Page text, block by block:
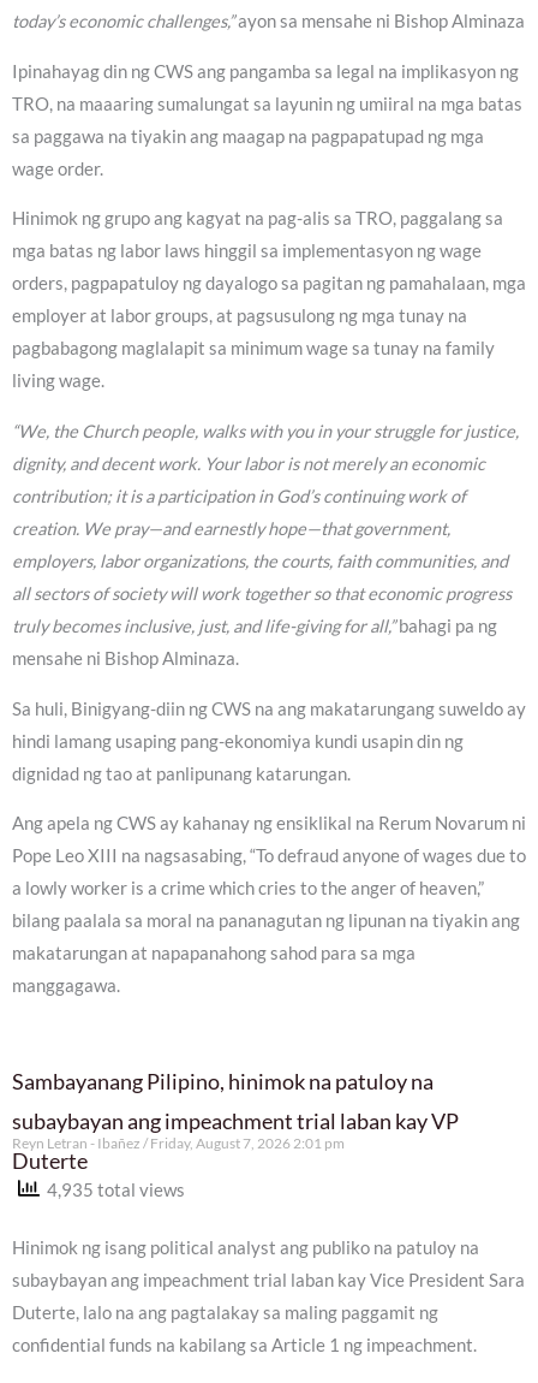
today’s economic challenges,”ayon sa mensahe ni Bishop Alminaza
Ipinahayag din ng CWS ang pangamba sa legal na implikasyon ng
TRO, na maaaring sumalungat sa layunin ng umiiral na mga batas
sa paggawa na tiyakin ang maagap na pagpapatupad ng mga
wage order.
Hinimok ng grupo ang kagyat na pag-alis sa TRO, paggalang sa
mga batas ng labor laws hinggil sa implementasyon ng wage
orders, pagpapatuloy ng dayalogo sa pagitan ng pamahalaan, mga
employer at labor groups, at pagsusulong ng mga tunay na
pagbabagong maglalapit sa minimum wage sa tunay na family
living wage.
“We, the Church people, walks with you in your struggle for justice,
dignity, and decent work. Your labor is not merely an economic
contribution; it is a participation in God’s continuing work of
creation. We pray—and earnestly hope—that government,
employers, labor organizations, the courts, faith communities, and
all sectors of society will work together so that economic progress
truly becomes inclusive, just, and life-giving for all,”bahagi pa ng
mensahe ni Bishop Alminaza.
Sa huli, Binigyang-diin ng CWS na ang makatarungang suweldo ay
hindi lamang usaping pang-ekonomiya kundi usapin din ng
dignidad ng tao at panlipunang katarungan.
Ang apela ng CWS ay kahanay ng ensiklikal na Rerum Novarum ni
Pope Leo XIII na nagsasabing, “To defraud anyone of wages due to
a lowly worker is a crime which cries to the anger of heaven,”
bilang paalala sa moral na pananagutan ng lipunan na tiyakin ang
makatarungan at napapanahong sahod para sa mga
manggagawa.
Sambayanang Pilipino, hinimok na patuloy na
subaybayan ang impeachment trial laban kay VP
Duterte
Reyn Letran - Ibañez Friday, August 7, 2026 2:01 pm
4,935 total views
Hinimok ng isang political analyst ang publiko na patuloy na
subaybayan ang impeachment trial laban kay Vice President Sara
Duterte, lalo na ang pagtalakay sa maling paggamit ng
confidential funds na kabilang sa Article 1 ng impeachment.